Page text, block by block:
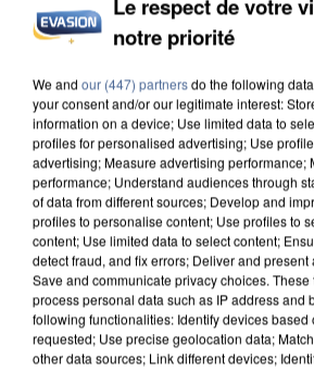
INCENDIES : L’ÎLE-DE-FRANCE
DE SOLIDARITÉ AVEC LES...
notre priorité
We and our (447) partnersdo the following
your consent and/or our legitimate interest:
information on a device; Use limited data to
profiles for personalised advertising; Use
advertising; Measure advertising performance;
performance; Understand audiences through
of data from different sources; Develop and
profiles to personalise content; Use profiles to
content; Use limited data to select content;
detect fraud, and fix errors; Deliver and
Save and communicate privacy choices.
process personal data such as IP address and
following functionalities: Identify devices
requested; Use precise geolocation data;
other data sources; Link different devices;